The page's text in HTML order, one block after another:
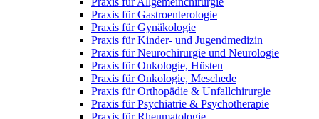
Praxis für Gastroenterologie
Praxis für Gynäkologie
Praxis für Kinder- und Jugendmedizin
Praxis für Neurochirurgie und Neurologie
Praxis für Onkologie, Hüsten
Praxis für Onkologie, Meschede
Praxis für Orthopädie & Unfallchirurgie
Praxis für Psychiatrie & Psychotherapie
Praxis für Rheumatologie